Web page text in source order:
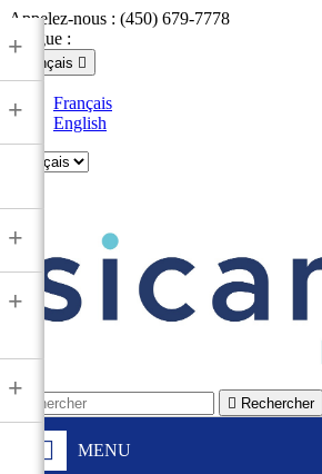
Appelez-nous : (450) 679-7778
Langue :
Français 
Français
English
 Rechercher
MENU
+
+
+
+
+